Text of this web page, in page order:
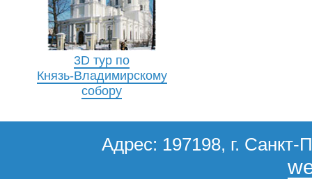
3D тур по
Князь-Владимирскому
собору
Адрес: 197198, г. Санкт-